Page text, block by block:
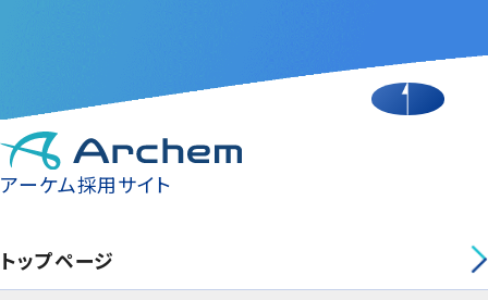
アーケム採用サイト
トップページ